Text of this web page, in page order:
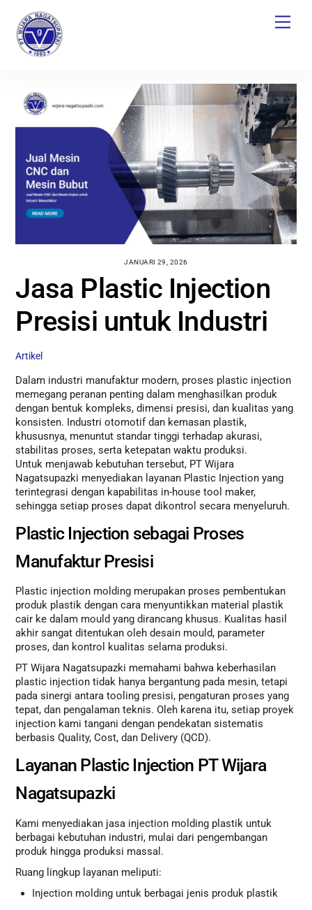
content
JANUARI 29, 2026
Jasa Plastic Injection
Presisi untuk Industri
Artikel
Dalam industri manufaktur modern, proses plastic injection
memegang peranan penting dalam menghasilkan produk
dengan bentuk kompleks, dimensi presisi, dan kualitas yang
konsisten. Industri otomotif dan kemasan plastik,
khususnya, menuntut standar tinggi terhadap akurasi,
stabilitas proses, serta ketepatan waktu produksi.
Untuk menjawab kebutuhan tersebut, PT Wijara
Nagatsupazki menyediakan layanan Plastic Injection yang
terintegrasi dengan kapabilitas in-house tool maker,
sehingga setiap proses dapat dikontrol secara menyeluruh.
Plastic Injection sebagai Proses
Manufaktur Presisi
Plastic injection molding merupakan proses pembentukan
produk plastik dengan cara menyuntikkan material plastik
cair ke dalam mould yang dirancang khusus. Kualitas hasil
akhir sangat ditentukan oleh desain mould, parameter
proses, dan kontrol kualitas selama produksi.
PT Wijara Nagatsupazki memahami bahwa keberhasilan
plastic injection tidak hanya bergantung pada mesin, tetapi
pada sinergi antara tooling presisi, pengaturan proses yang
tepat, dan pengalaman teknis. Oleh karena itu, setiap proyek
injection kami tangani dengan pendekatan sistematis
berbasis Quality, Cost, dan Delivery (QCD).
Layanan Plastic Injection PT Wijara
Nagatsupazki
Kami menyediakan jasa injection molding plastik untuk
berbagai kebutuhan industri, mulai dari pengembangan
produk hingga produksi massal.
Ruang lingkup layanan meliputi:
Injection molding untuk berbagai jenis produk plastik